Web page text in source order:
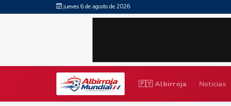
jueves 6 de agosto de 2026
🇵🇾 Albirroja Noticias